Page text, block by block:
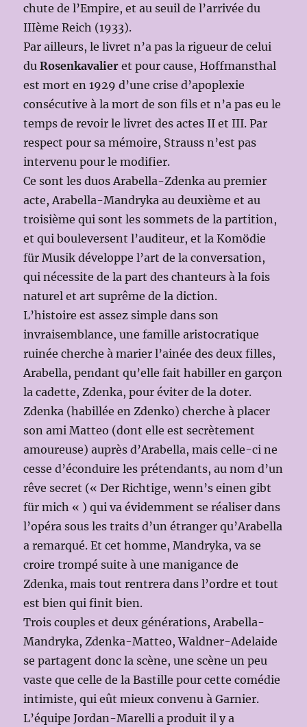
chute de l’Empire, et au seuil de l’arrivée du
IIIème Reich (1933).
Par ailleurs, le livret n’a pas la rigueur de celui
duRosenkavalier et pour cause, Hoffmansthal
est mort en 1929 d’une crise d’apoplexie
consécutive à la mort de son fils et n’a pas eu le
temps de revoir le livret des actes II et III. Par
respect pour sa mémoire, Strauss n’est pas
intervenu pour le modifier.
Ce sont les duos Arabella-Zdenka au premier
acte, Arabella-Mandryka au deuxième et au
troisième qui sont les sommets de la partition,
et qui bouleversent l’auditeur, et la Komödie
für Musik développe l’art de la conversation,
qui nécessite de la part des chanteurs à la fois
naturel et art suprême de la diction.
L’histoire est assez simple dans son
invraisemblance, une famille aristocratique
ruinée cherche à marier l’ainée des deux filles,
Arabella, pendant qu’elle fait habiller en garçon
la cadette, Zdenka, pour éviter de la doter.
Zdenka (habillée en Zdenko) cherche à placer
son ami Matteo (dont elle est secrètement
amoureuse) auprès d’Arabella, mais celle-ci ne
cesse d’éconduire les prétendants, au nom d’un
rêve secret (« Der Richtige, wenn’s einen gibt
für mich « ) qui va évidemment se réaliser dans
l’opéra sous les traits d’un étranger qu’Arabella
a remarqué. Et cet homme, Mandryka, va se
croire trompé suite à une manigance de
Zdenka, mais tout rentrera dans l’ordre et tout
est bien qui finit bien.
Trois couples et deux générations, Arabella-
Mandryka, Zdenka-Matteo, Waldner-Adelaide
se partagent donc la scène, une scène un peu
vaste que celle de la Bastille pour cette comédie
intimiste, qui eût mieux convenu à Garnier.
L’équipe Jordan-Marelli a produit il y a